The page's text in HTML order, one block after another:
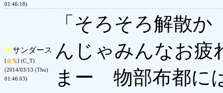
01:46:18)
◆サンダース
[金鬼] (C_T)
(2014/03/13 (Thu)
01:46:03)
「そろそろ解散か
んじゃみんなお疲
まー 物部布都に